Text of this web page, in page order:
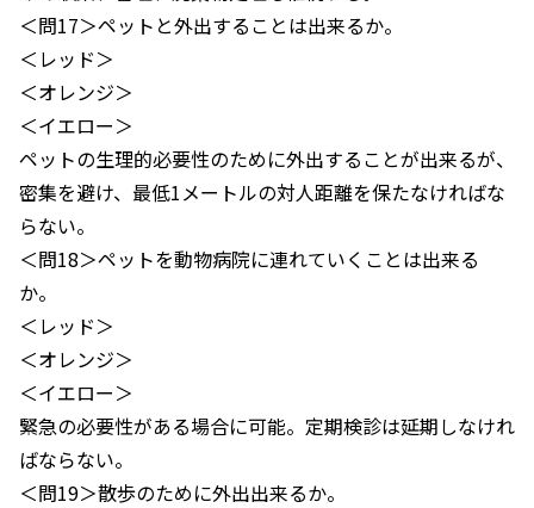
＜問17＞ペットと外出することは出来るか。
＜レッド＞
＜オレンジ＞
＜イエロー＞
ペットの生理的必要性のために外出することが出来るが、
密集を避け、最低1メートルの対人距離を保たなければな
らない。
＜問18＞ペットを動物病院に連れていくことは出来る
か。
＜レッド＞
＜オレンジ＞
＜イエロー＞
緊急の必要性がある場合に可能。定期検診は延期しなけれ
ばならない。
＜問19＞散歩のために外出出来るか。